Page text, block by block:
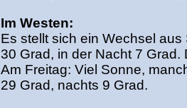
Im Westen:
Es stellt sich ein Wechsel
30 Grad, in der Nacht 7
Am Freitag: Viel Sonne,
29 Grad, nachts 9 Grad.